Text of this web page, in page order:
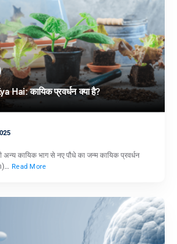
Hai: कायिक प्रवर्धन क्या है?
अन्य कायिक भाग से नए पौधे का जन्म कायिक प्रवर्धन
Read More